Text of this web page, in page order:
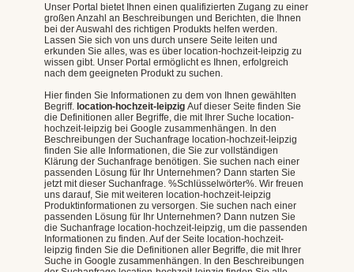
Unser Portal bietet Ihnen einen qualifizierten Zugang zu einer
großen Anzahl an Beschreibungen und Berichten, die Ihnen
bei der Auswahl des richtigen Produkts helfen werden.
Lassen Sie sich von uns durch unsere Seite leiten und
erkunden Sie alles, was es über location-hochzeit-leipzig zu
wissen gibt. Unser Portal ermöglicht es Ihnen, erfolgreich
nach dem geeigneten Produkt zu suchen.
Hier finden Sie Informationen zu dem von Ihnen gewählten
Begriff. location-hochzeit-leipzig Auf dieser Seite finden Sie
die Definitionen aller Begriffe, die mit Ihrer Suche location-
hochzeit-leipzig bei Google zusammenhängen. In den
Beschreibungen der Suchanfrage location-hochzeit-leipzig
finden Sie alle Informationen, die Sie zur vollständigen
Klärung der Suchanfrage benötigen. Sie suchen nach einer
passenden Lösung für Ihr Unternehmen? Dann starten Sie
jetzt mit dieser Suchanfrage. %Schlüsselwörter%. Wir freuen
uns darauf, Sie mit weiteren location-hochzeit-leipzig
Produktinformationen zu versorgen. Sie suchen nach einer
passenden Lösung für Ihr Unternehmen? Dann nutzen Sie
die Suchanfrage location-hochzeit-leipzig, um die passenden
Informationen zu finden. Auf der Seite location-hochzeit-
leipzig finden Sie die Definitionen aller Begriffe, die mit Ihrer
Suche in Google zusammenhängen. In den Beschreibungen